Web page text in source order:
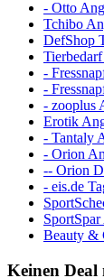
- Otto
Tchibo
DefShop
-
-
- zooplus
Erotik
- Tantaly
- Orion
-- Orion
- eis.de
Beauty &
Keinen Deal